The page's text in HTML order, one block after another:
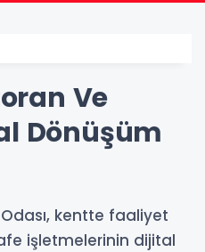
Ve
Dönüşüm
kentte faaliyet
işletmelerinin dijital